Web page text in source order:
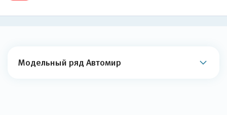
Модельный ряд Автомир